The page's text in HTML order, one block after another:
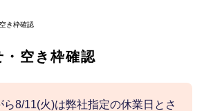
き枠確認
・空き枠確認
ら8/11(火)は弊社指定の休業日とさ